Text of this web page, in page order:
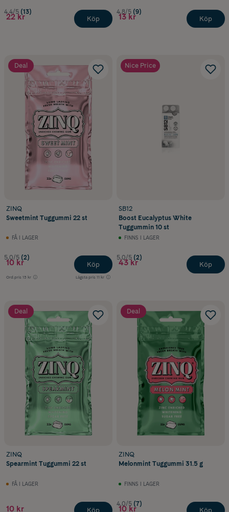
4.4/5 (13)
22 kr Köp
4.8/5 (9)
13 kr Köp
Deal
ZINQ
Sweetmint Tuggummi 22 st
FÅ I LAGER
5.0/5 (2)
10 kr
Ord.pris 13 kr Lägsta pris 11 kr
Köp
Nice Price
SB12
Boost Eucalyptus White
Tuggummin 10 st
FINNS I LAGER
5.0/5 (2)
43 kr Köp
Deal
ZINQ
Spearmint Tuggummi 22 st
FÅ I LAGER
10 kr Köp
Deal
ZINQ
Melonmint Tuggummi 31.5 g
FINNS I LAGER
4.0/5 (7)
10 kr Köp